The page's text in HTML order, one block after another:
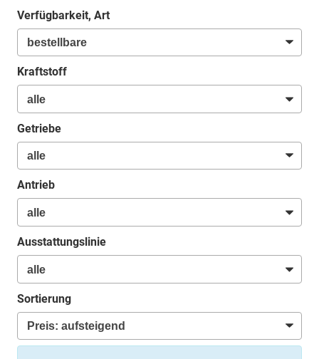
Verfügbarkeit, Art
Kraftstoff
Getriebe
Antrieb
Ausstattungslinie
Sortierung